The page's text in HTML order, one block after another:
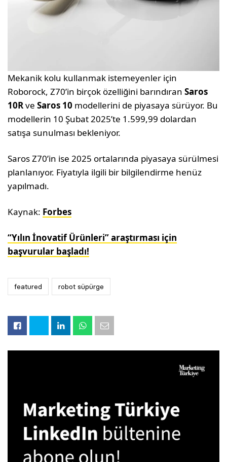
Mekanik kolu kullanmak istemeyenler için
Roborock, Z70’in birçok özelliğini barındıranSaros
10RveSaros 10 modellerini de piyasaya sürüyor. Bu
modellerin 10 Şubat 2025’te 1.599,99 dolardan
satışa sunulması bekleniyor.
Saros Z70’in ise 2025 ortalarında piyasaya sürülmesi
planlanıyor. Fiyatıyla ilgili bir bilgilendirme henüz
yapılmadı.
Kaynak: Forbes
“Yılın İnovatif Ürünleri” araştırması için
başvurular başladı!
featured robot süpürge